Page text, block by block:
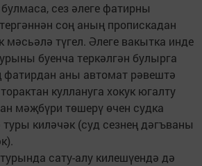
сез әлеге фатирны
соң аның пропис­кадан
түгел. Әлеге вакытка инде
буенча теркәлгән булырга
фатирдан аны автомат рәвештә
куллануга хокук югалту
мәҗбүри төшерү өчен судка
киләчәк (суд сезнең дәгъваны
сату-алу килешүендә дә